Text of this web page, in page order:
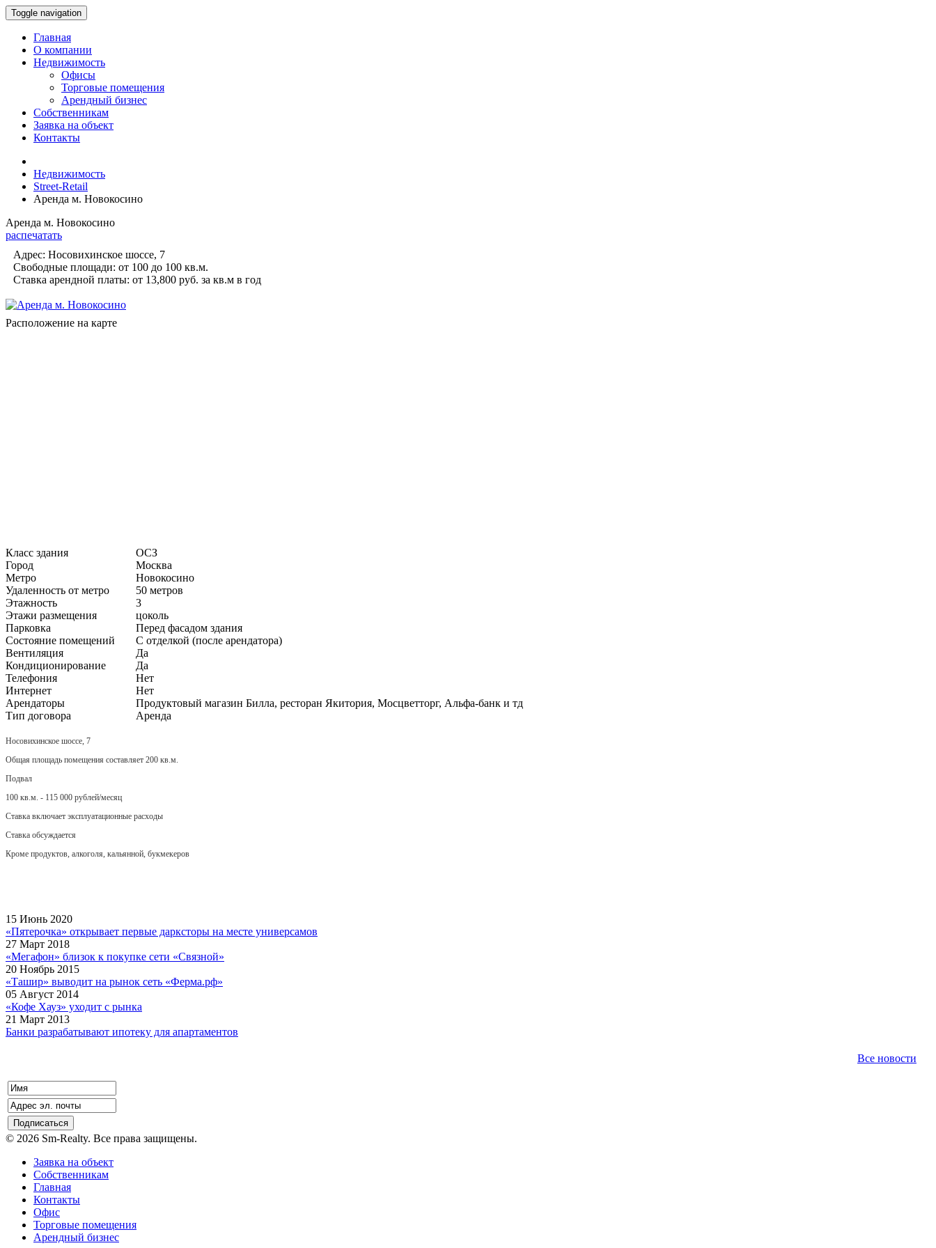
Toggle navigation
Главная
О компании
Недвижимость
Офисы
Торговые помещения
Арендный бизнес
Собственникам
Заявка на объект
Контакты
Недвижимость
Street-Retail
Аренда м. Новокосино
Аренда м. Новокосино
распечатать
Адрес: Носовихинское шоссе, 7
Свободные площади: от 100 до 100 кв.м.
Ставка арендной платы: от 13,800 руб. за кв.м в год
Расположение на карте
Класс здания
ОСЗ
Город
Москва
Метро
Новокосино
Удаленность от метро
50 метров
Этажность
3
Этажи размещения
цоколь
Парковка
Перед фасадом здания
Состояние помещений
С отделкой (после арендатора)
Вентиляция
Да
Кондиционирование
Да
Телефония
Нет
Интернет
Нет
Арендаторы
Продуктовый магазин Билла, ресторан Якитория, Мосцветторг, Альфа-банк и тд
Тип договора
Аренда
Носовихинское шоссе, 7
Общая площадь помещения составляет 200 кв.м.
Подвал
100 кв.м. - 115 000 рублей/месяц
Ставка включает эксплуатационные расходы
Ставка обсуждается
Кроме продуктов, алкоголя, кальянной, букмекеров
15 Июнь 2020
«Пятерочка» открывает первые дарксторы на месте универсамов
27 Март 2018
«Мегафон» близок к покупке сети «Связной»
20 Ноябрь 2015
«Ташир» выводит на рынок сеть «Ферма.рф»
05 Август 2014
«Кофе Хауз» уходит с рынка
21 Март 2013
Банки разрабатывают ипотеку для апартаментов
Все новости
© 2026 Sm-Realty. Все права защищены.
Заявка на объект
Собственникам
Главная
Контакты
Офис
Торговые помещения
Арендный бизнес